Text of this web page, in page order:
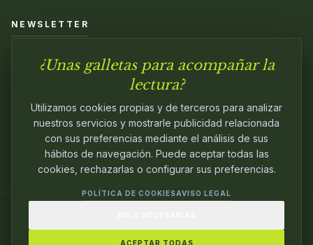
NEWSLETTER
Únete a nuestra comunidad y sé el primero en conocer las
PASIÓN.
¿Unas galletas para acompañar la
lectura?
Utilizamos cookies propias y de terceros para analizar
nuestros servicios y mostrarle publicidad relacionada
con sus preferencias mediante el análisis de sus
hábitos de navegación. Puede aceptar todas las
cookies, rechazarlas o configurar sus preferencias.
POLÍTICA DE COOKIESAVISO LEGAL
ACEPTAR TODAS